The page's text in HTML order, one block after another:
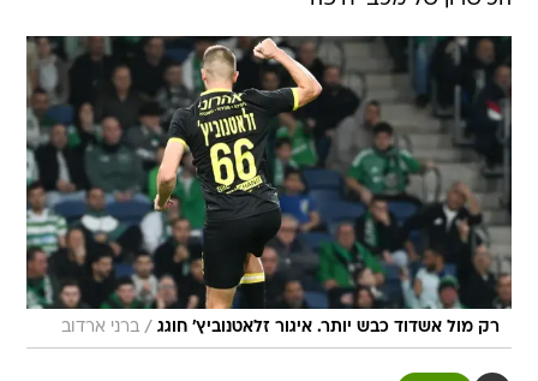
רק מול אשדוד כבש יותר. איגור זלאטנוביץ' חוגג / ברני ארדוב